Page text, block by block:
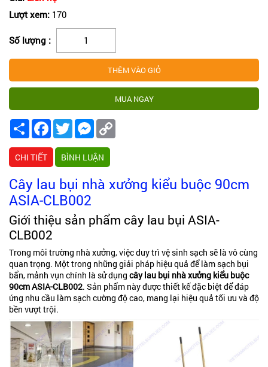
Lượt xem: 170
Số lượng :
Share FacebookTwitterMessenger
CHI TIẾT BÌNH LUẬN
Cây lau bụi nhà xưởng kiểu buộc 90cm
ASIA-CLB002
Giới thiệu sản phẩm cây lau bụi ASIA-
CLB002
Trong môi trường nhà xưởng, việc duy trì vệ sinh sạch sẽ là vô cùng
quan trọng. Một trong những giải pháp hiệu quả để làm sạch bụi
bẩn, mảnh vụn chính là sử dụng cây lau bụi nhà xưởng kiểu buộc
90cm ASIA-CLB002. Sản phẩm này được thiết kế đặc biệt để đáp
ứng nhu cầu làm sạch cường độ cao, mang lại hiệu quả tối ưu và độ
bền vượt trội.